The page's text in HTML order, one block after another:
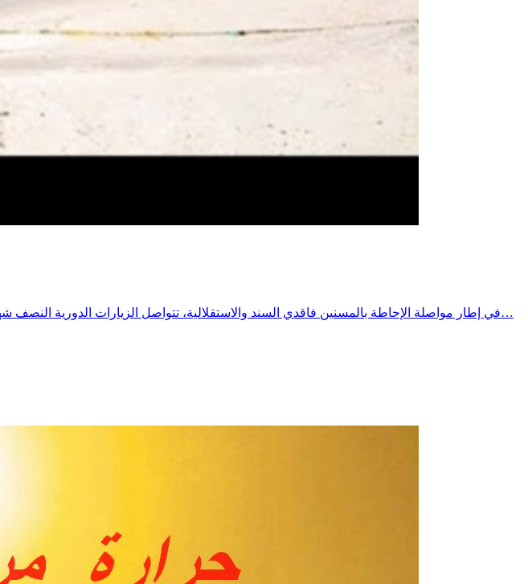
في إطار مواصلة الإحاطة بالمسنين فاقدي السند والاستقلالية، تتواصل الزيارات الدورية النصف شهرية التي يؤمنها الفريق المتنقل التابع لجمعية النجاة لرعاية المسنين بقرقنة، تحت إشراف المندوبية الجهوية…